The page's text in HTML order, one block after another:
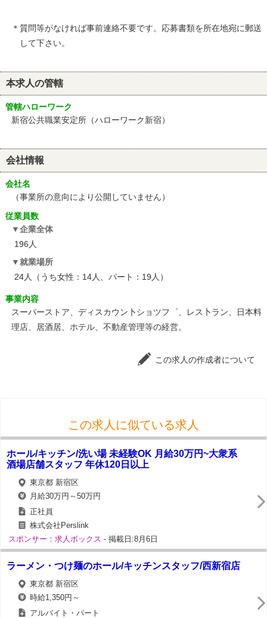
＊質問等がなければ事前連絡不要です。応募書類を所在地宛に郵送
して下さい。
本求人の管轄
管轄ハローワーク
新宿公共職業安定所（ハローワーク新宿）
会社情報
会社名
（事業所の意向により公開していません）
従業員数
企業全体
196人
就業場所
24人（うち女性：14人、パート：19人）
事業内容
スーパーストア、ディスカウン卜ショツフ゜、レス卜ラン、日本料
理店、居酒居、ホテル、不動産管理等の経営。
この求人の作成者について
この求人に似ている求人
ホール/キッチン/洗い場 未経験OK 月給30万円~大衆系
酒場店舗スタッフ 年休120日以上
東京都 新宿区
月給30万円～50万円
正社員
株式会社Perslink
スポンサー：求人ボックス - 掲載日:8月6日
ラーメン・つけ麺のホール/キッチンスタッフ/西新宿店
東京都 新宿区
時給1,350円～
アルバイト・パート